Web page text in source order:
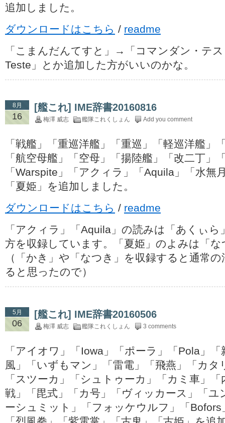
追加しました。
ダウンロードはこちら / readme
「こまんだんてすと」→「コマンダン・テ
Teste」とか追加した方がいいのかな。
8月
16
[艦これ] IME辞書20160816
梅澤 威志 艦隊これくしょん Add you comment
「戦艦」「重巡洋艦」「重巡」「軽巡洋艦」
「航空母艦」「空母」「揚陸艦」「改二丁」
「Warspite」「アクィラ」「Aquila」「水無
「夏姫」を追加しました。
ダウンロードはこちら / readme
「アクィラ」「Aquila」の読みは「あくぃ
方を収録しています。「夏姫」のよみは「
（「かき」や「なつき」を収録すると通常
ると思ったので）
5月
06
[艦これ] IME辞書20160506
梅澤 威志 艦隊これくしょん 3 comments
「アイオワ」「Iowa」「ポーラ」「Pola」
風」「いずもマン」「雷電」「飛燕」「カタ
「スツーカ」「シュトゥーカ」「カミ車」
戦」「毘式」「カ号」「ヴィッカース」「ユ
ーシュミット」「フォッケウルフ」「